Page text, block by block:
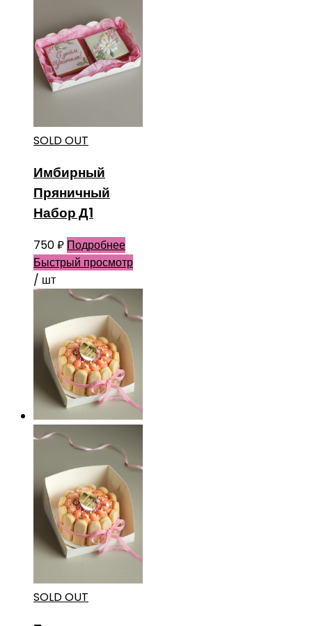
SOLD OUT
Имбирный
Пряничный
Набор Д1
750₽ Подробнее
Быстрый просмотр
/ шт
SOLD OUT